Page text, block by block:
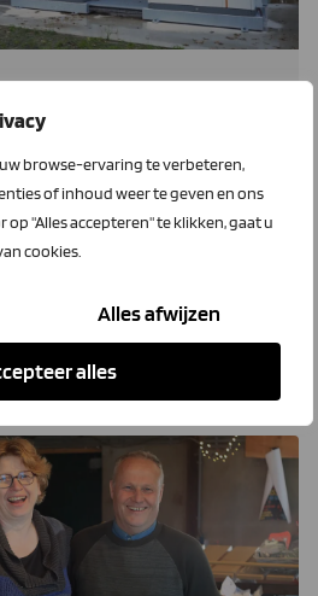
browse-ervaring te verbeteren,
of inhoud weer te geven en ons
op "Alles accepteren" te klikken, gaat u
cookies.
Alles afwijzen
alles
letten bij het
van een EOS? Dan is het
te kijken naar de technische
rendement, maar ook